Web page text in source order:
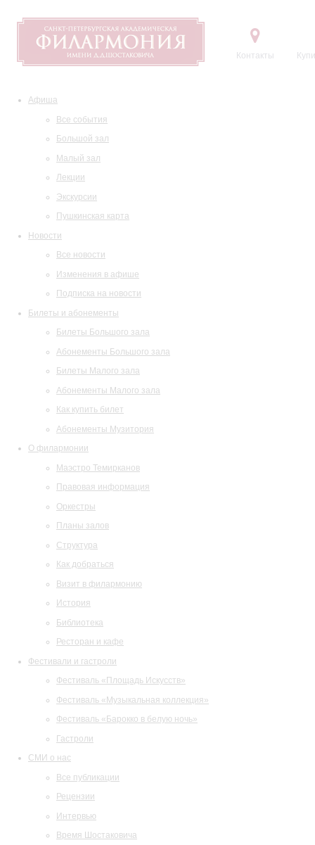
Контакты
Афиша
Все события
Большой зал
Малый зал
Лекции
Экскурсии
Пушкинская карта
Новости
Все новости
Изменения в афише
Подписка на новости
Билеты и абонементы
Билеты Большого зала
Абонементы Большого зала
Билеты Малого зала
Абонементы Малого зала
Как купить билет
Абонементы Музитория
О филармонии
Маэстро Темирканов
Правовая информация
Оркестры
Планы залов
Структура
Как добраться
Визит в филармонию
История
Библиотека
Ресторан и кафе
Фестивали и гастроли
Фестиваль «Площадь Искусств»
Фестиваль «Музыкальная коллекция»
Фестиваль «Барокко в белую ночь»
Гастроли
СМИ о нас
Все публикации
Рецензии
Интервью
Время Шостаковича